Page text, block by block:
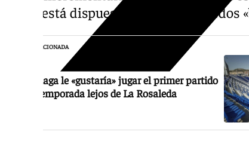
quien está dispuesto a buscar acuerdos
NOTICIA RELACIONADA
Al Málaga le «gustaría» jugar el primer partido
de la temporada lejos de La Rosaleda